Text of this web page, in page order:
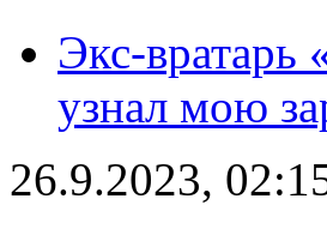
Экс-вратарь
узнал мою
26.9.2023,